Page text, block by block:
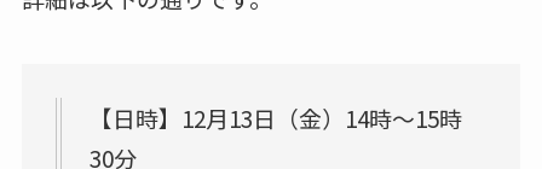
【日時】12月13日（金）14時～15時
30分